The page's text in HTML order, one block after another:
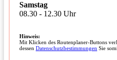
Samstag
08.30 - 12.30 Uhr
Hinweis:
Mit Klicken des Routenplaner-Buttons
dessen Datenschutzbestimmungen Sie